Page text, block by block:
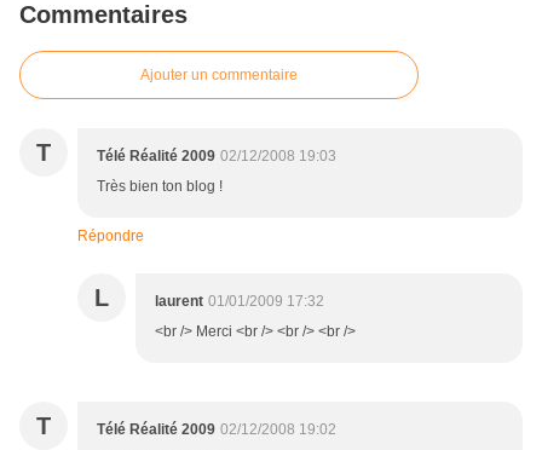
Commentaires
Ajouter un commentaire
T Télé Réalité 2009 02/12/2008 19:03
Très bien ton blog !
Répondre
L laurent 01/01/2009 17:32
<br /> Merci <br /> <br /> <br />
T Télé Réalité 2009 02/12/2008 19:02